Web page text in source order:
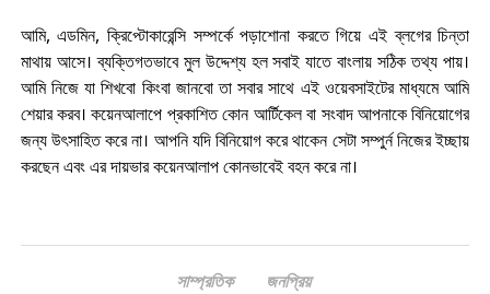
আমি, এডমিন, ক্রিপ্টোকারেন্সি সম্পর্কে পড়াশোনা করতে গিয়ে এই ব্লগের চিন্তা
মাথায় আসে। ব্যক্তিগতভাবে মুল উদ্দেশ্য হল সবাই যাতে বাংলায় সঠিক তথ্য পায়।
আমি নিজে যা শিখবো কিংবা জানবো তা সবার সাথে এই ওয়েবসাইটের মাধ্যমে আমি
শেয়ার করব। কয়েনআলাপে প্রকাশিত কোন আর্টিকেল বা সংবাদ আপনাকে বিনিয়োগের
জন্য উৎসাহিত করে না। আপনি যদি বিনিয়োগ করে থাকেন সেটা সম্পুর্ন নিজের ইচ্ছায়
করছেন এবং এর দায়ভার কয়েনআলাপ কোনভাবেই বহন করে না।
সাম্প্রতিক জনপ্রিয়